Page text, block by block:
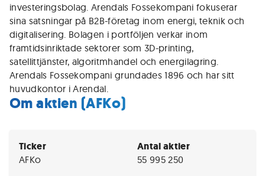
investeringsbolag. Arendals Fossekompani fokuserar
sina satsningar på B2B-företag inom energi, teknik och
digitalisering. Bolagen i portföljen verkar inom
framtidsinriktade sektorer som 3D-printing,
satellittjänster, algoritmhandel och energilagring.
Arendals Fossekompani grundades 1896 och har sitt
huvudkontor i Arendal.
Om aktien (AFKo)
Ticker
AFKo
Antal aktier
55 995 250